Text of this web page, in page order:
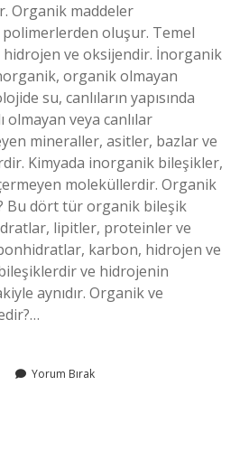
Organik maddeler
oluşur. Temel
ve oksijendir. İnorganik
organik olmayan
su, canlıların yapısında
olmayan veya canlılar
mineraller, asitler, bazlar ve
Kimyada inorganik bileşikler,
moleküllerdir. Organik
Bu dört tür organik bileşik
lipitler, proteinler ve
karbon, hidrojen ve
ve hidrojenin
aynıdır. Organik ve
Yorum Bırak